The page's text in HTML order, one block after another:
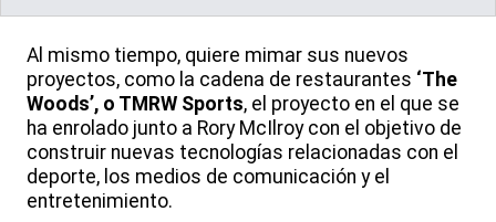
Al mismo tiempo, quiere mimar sus nuevos
proyectos, como la cadena de restaurantes ‘The
Woods’, o TMRW Sports, el proyecto en el que se
ha enrolado junto a Rory McIlroy con el objetivo de
construir nuevas tecnologías relacionadas con el
deporte, los medios de comunicación y el
entretenimiento.